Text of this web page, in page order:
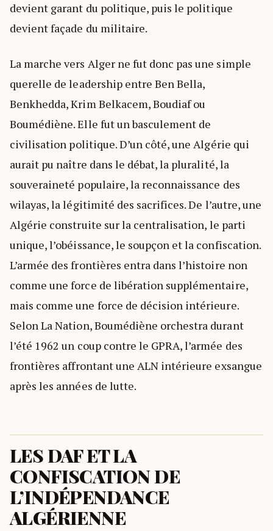
devient garant du politique, puis le politique
devient façade du militaire.
La marche vers Alger ne fut donc pas une simple
querelle de leadership entre Ben Bella,
Benkhedda, Krim Belkacem, Boudiaf ou
Boumédiène. Elle fut un basculement de
civilisation politique. D’un côté, une Algérie qui
aurait pu naître dans le débat, la pluralité, la
souveraineté populaire, la reconnaissance des
wilayas, la légitimité des sacrifices. De l’autre, une
Algérie construite sur la centralisation, le parti
unique, l’obéissance, le soupçon et la confiscation.
L’armée des frontières entra dans l’histoire non
comme une force de libération supplémentaire,
mais comme une force de décision intérieure.
Selon La Nation, Boumédiène orchestra durant
l’été 1962 un coup contre le GPRA, l’armée des
frontières affrontant une ALN intérieure exsangue
après les années de lutte.
LES DAF ET LA
CONFISCATION DE
L’INDÉPENDANCE
ALGÉRIENNE